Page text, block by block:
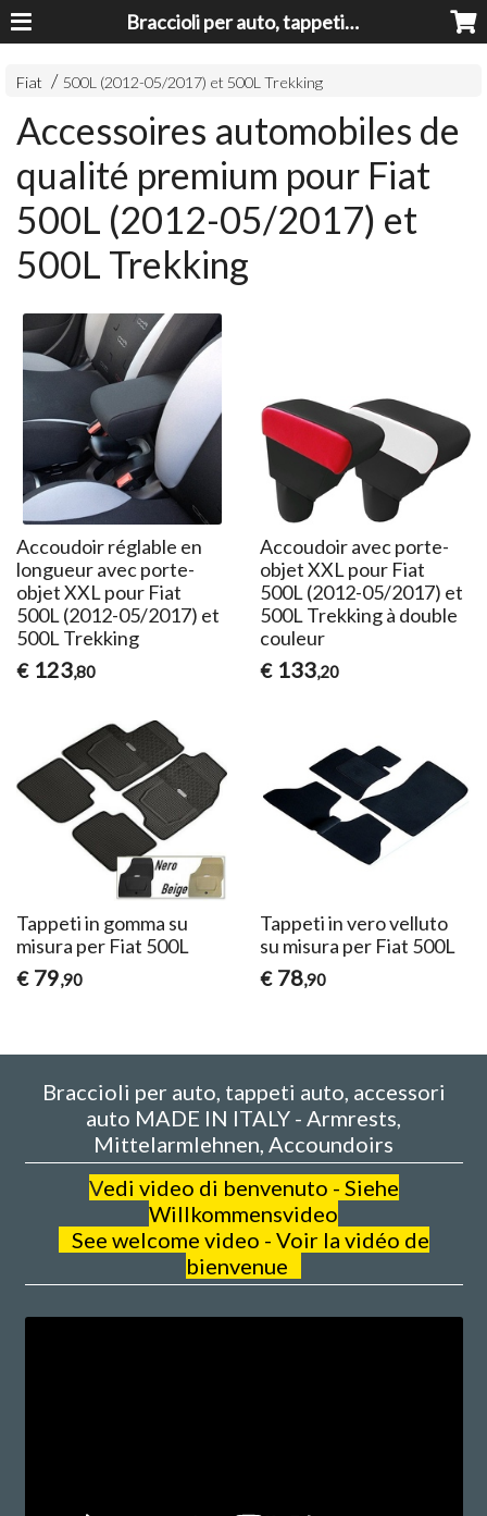
Braccioli per auto, tappeti auto, accessori auto MADE IN ITALY - Armrests, Mittelarmlehnen, Accoundoirs
Fiat 500L (2012-05/2017) et 500L Trekking
Accessoires automobiles de
qualité premium pour Fiat
500L (2012-05/2017) et
500L Trekking
Accoudoir réglable en
longueur avec porte-
objet XXL pour Fiat
500L (2012-05/2017) et
500L Trekking
€ 123,80
Accoudoir avec porte-
objet XXL pour Fiat
500L (2012-05/2017) et
500L Trekking à double
couleur
€ 133,20
Tappeti in gomma su
misura per Fiat 500L
€ 79,90
Tappeti in vero velluto
su misura per Fiat 500L
€ 78,90
Braccioli per auto, tappeti auto, accessori
auto MADE IN ITALY - Armrests,
Mittelarmlehnen, Accoundoirs
Vedi video di benvenuto - Siehe
Willkommensvideo
See welcome video - Voir la vidéo de
bienvenue